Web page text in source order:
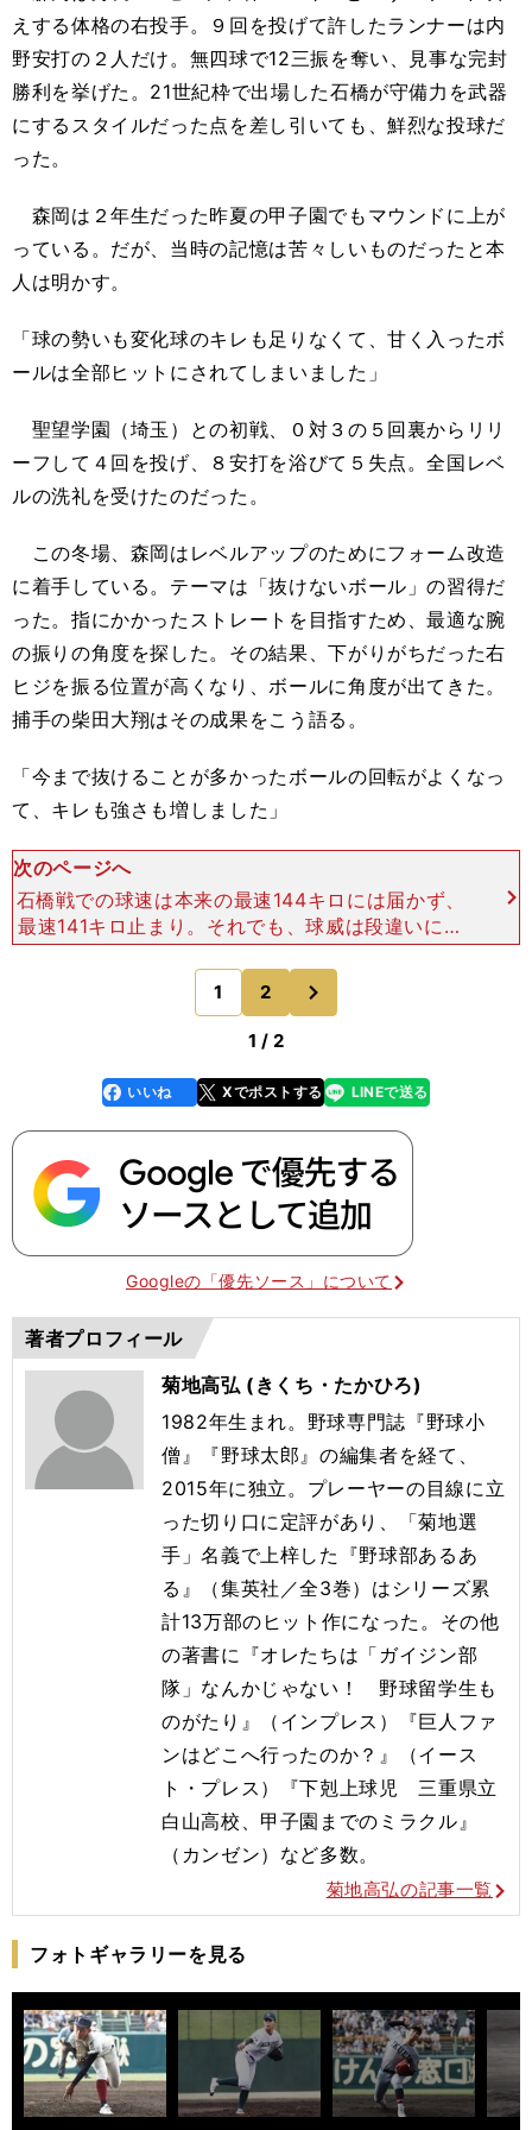
えする体格の右投手。９回を投げて許したランナーは内
野安打の２人だけ。無四球で12三振を奪い、見事な完封
勝利を挙げた。21世紀枠で出場した石橋が守備力を武器
にするスタイルだった点を差し引いても、鮮烈な投球だ
った。
森岡は２年生だった昨夏の甲子園でもマウンドに上が
っている。だが、当時の記憶は苦々しいものだったと本
人は明かす。
「球の勢いも変化球のキレも足りなくて、甘く入ったボ
ールは全部ヒットにされてしまいました」
聖望学園（埼玉）との初戦、０対３の５回裏からリリ
ーフして４回を投げ、８安打を浴びて５失点。全国レベ
ルの洗礼を受けたのだった。
この冬場、森岡はレベルアップのためにフォーム改造
に着手している。テーマは「抜けないボール」の習得だ
った。指にかかったストレートを目指すため、最適な腕
の振りの角度を探した。その結果、下がりがちだった右
ヒジを振る位置が高くなり、ボールに角度が出てきた。
捕手の柴田大翔はその成果をこう語る。
「今まで抜けることが多かったボールの回転がよくなっ
て、キレも強さも増しました」
次のページへ
石橋戦での球速は本来の最速144キロには届かず、
最速141キロ止まり。それでも、球威は段違いに増
していた。試合後、柴田は裂傷を負った左手の人差
し指を報道陣に示しながらこう語った。「捕ってい
て指が切れ
1 2
1 / 2
faceboo
k
いいね Xでポストする
line LINEで送る
Googleの「優先ソース」について
著者プロフィール
菊地高弘 (きくち・たかひろ)
1982年生まれ。野球専門誌『野球小
僧』『野球太郎』の編集者を経て、
2015年に独立。プレーヤーの目線に立
った切り口に定評があり、「菊地選
手」名義で上梓した『野球部あるあ
る』（集英社／全3巻）はシリーズ累
計13万部のヒット作になった。その他
の著書に『オレたちは「ガイジン部
隊」なんかじゃない！ 野球留学生も
のがたり』（インプレス）『巨人ファ
ンはどこへ行ったのか？』（イース
ト・プレス）『下剋上球児 三重県立
白山高校、甲子園までのミラクル』
（カンゼン）など多数。
菊地高弘の記事一覧
フォトギャラリーを見る